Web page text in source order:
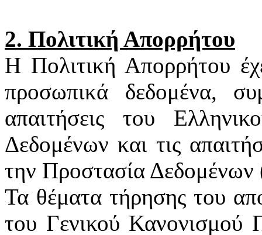
2. Πολιτική Απορρήτου
Η Πολιτική Απορρήτου
προσωπικά δεδομένα,
απαιτήσεις του
Δεδομένων και τις
την Προστασία
Τα θέματα τήρησης του
του Γενικού